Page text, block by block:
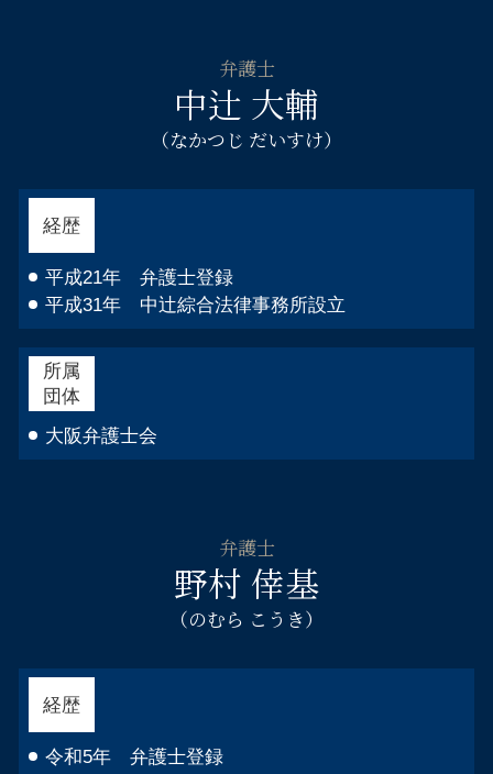
遺留分 請求 兄弟
自己破産 連帯保証人
自己破産 デメリット 車
個人 自己破産 デメリット
自己破産 申立後
企業法務 弁護士 大阪市西区
刑事事件 弁護士 浪速区
自己破産 弁護士 大阪市北区
不貞慰 謝料請求 弁護士 福島区
相続相談 弁護士 天王寺区
弁護士
中辻 大輔
（なかつじ だいすけ）
経歴
平成21年 弁護士登録
平成31年 中辻綜合法律事務所設立
所属
団体
大阪弁護士会
弁護士
野村 倖基
（のむら こうき）
経歴
令和5年 弁護士登録